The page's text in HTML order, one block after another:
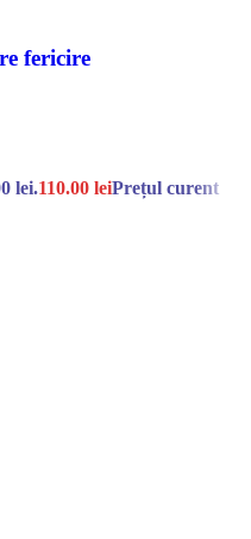
fericire
lei.110.00 leiPrețul curent